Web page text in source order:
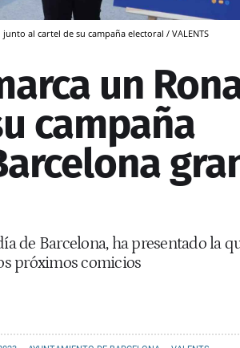
al cartel de su campaña electoral / VALENTS
un
campaña
de Barcelona, ha presentado la
próximos comicios